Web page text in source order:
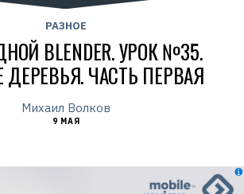
РАЗНОЕ
BLENDER. УРОК №35.
ЧАСТЬ ПЕРВАЯ
Михаил Волков
9 МАЯ